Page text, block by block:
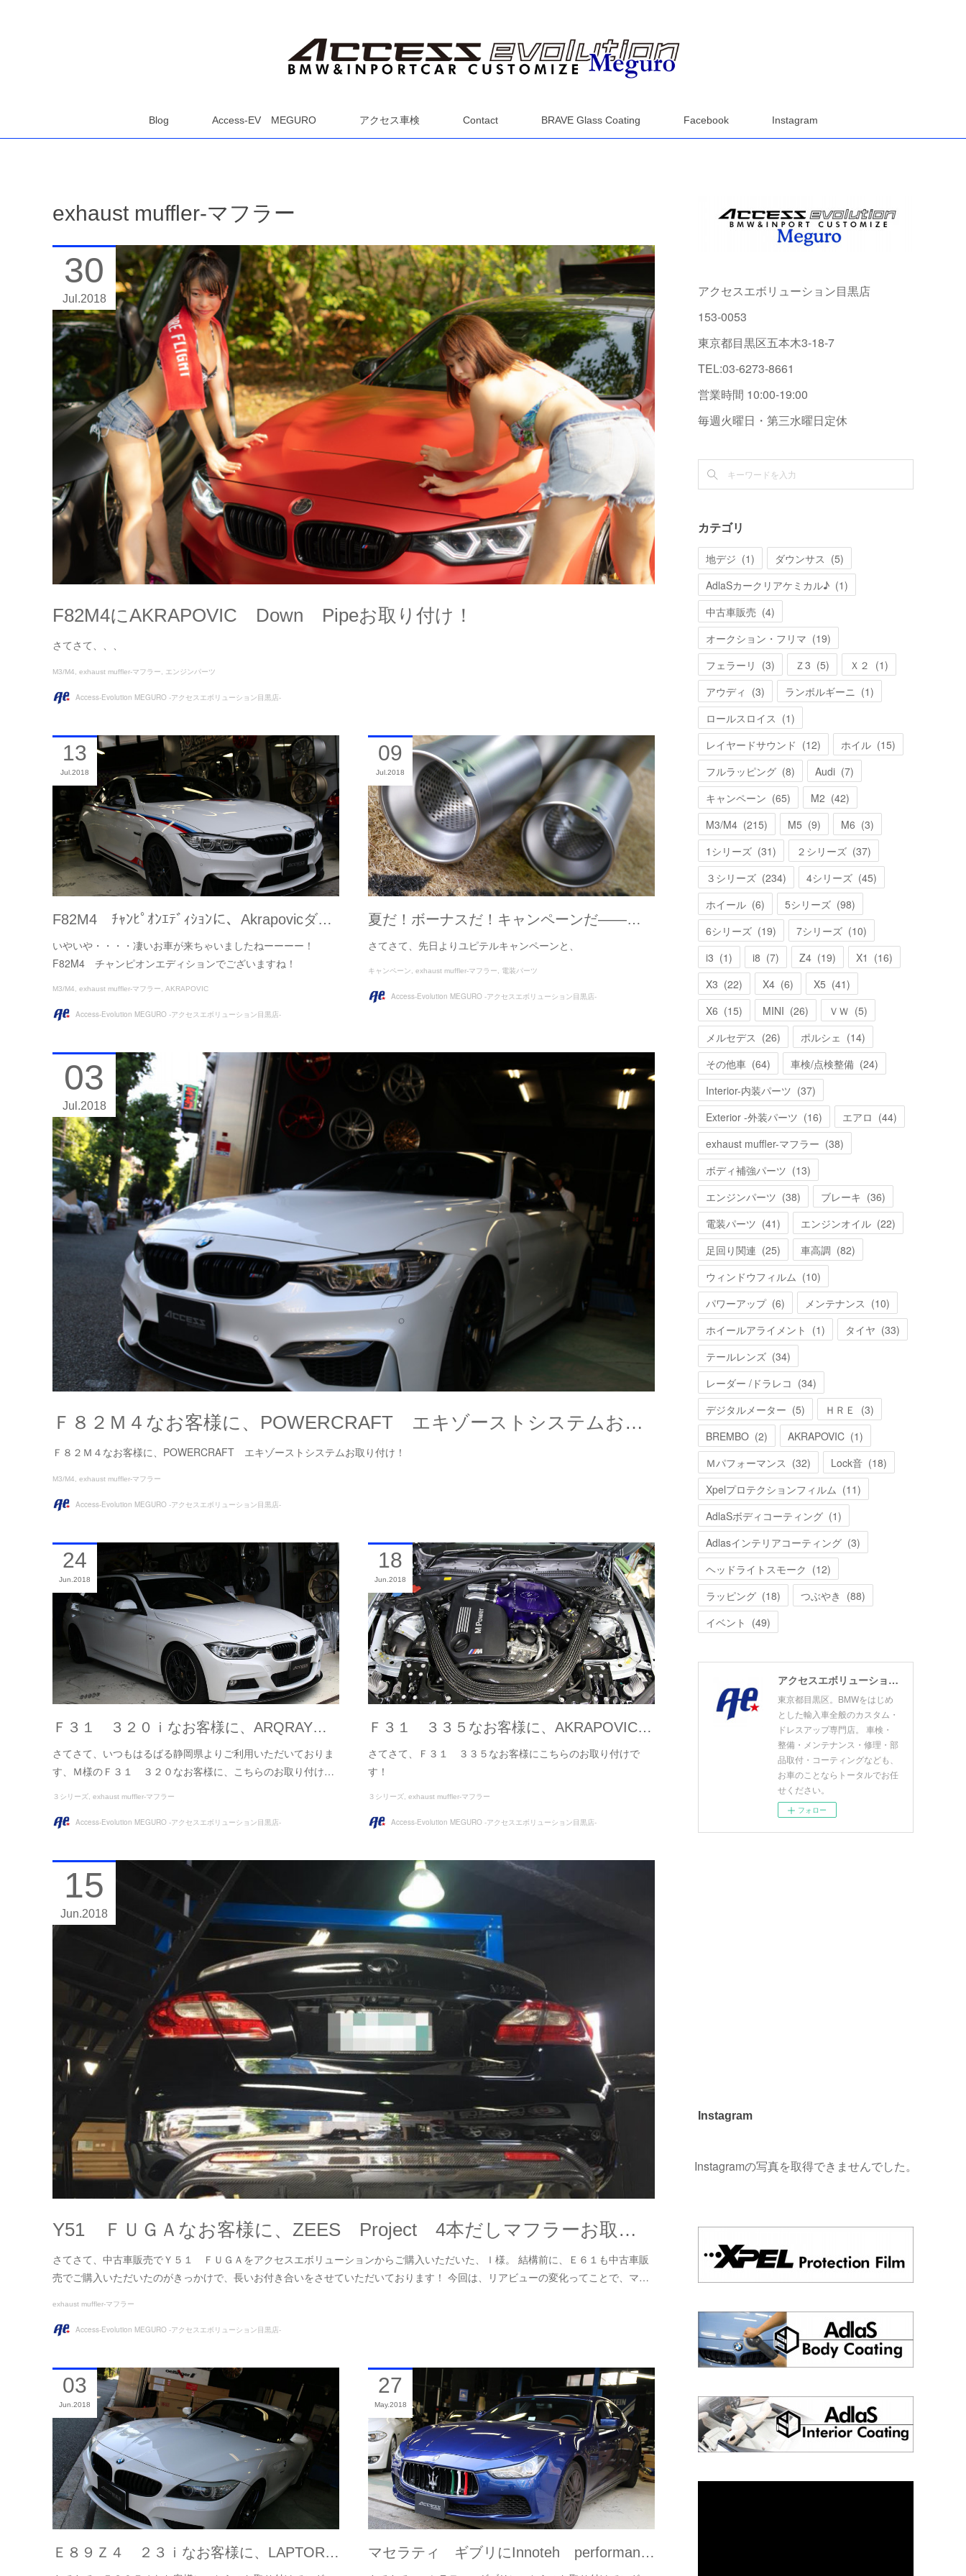
Blog Access-EV MEGURO アクセス車検 Contact BRAVE Glass Coating Facebook Instagram
exhaust muffler-マフラー
F82M4にAKRAPOVIC Down Pipeお取り付け！
さてさて、、、
30
Jul 2018
M3/M4 exhaust muffler-マフラー エンジンパーツ
Access-Evolution MEGURO -アクセスエボリューション目黒店-
F82M4 ﾁｬﾝﾋﾟｵﾝｴﾃﾞｨｼｮﾝに、Akrapovicダ…
いやいや・・・・凄いお車が来ちゃいましたねーーーー！
F82M4 チャンピオンエディションでございますね！
13
Jul 2018
M3/M4 exhaust muffler-マフラー AKRAPOVIC
Access-Evolution MEGURO -アクセスエボリューション目黒店-
夏だ！ボーナスだ！キャンペーンだ――…
さてさて、先日よりユピテルキャンペーンと、
09
Jul 2018
キャンペーン exhaust muffler-マフラー 電装パーツ
Access-Evolution MEGURO -アクセスエボリューション目黒店-
Ｆ８２Ｍ４なお客様に、POWERCRAFT エキゾーストシステムお…
Ｆ８２Ｍ４なお客様に、POWERCRAFT エキゾーストシステムお取り付け！
03
Jul 2018
M3/M4 exhaust muffler-マフラー
Access-Evolution MEGURO -アクセスエボリューション目黒店-
Ｆ３１ ３２０ｉなお客様に、ARQRAY…
さてさて、いつもはるばる静岡県よりご利用いただいておりま
す、Ｍ様のＦ３１ ３２０なお客様に、こちらのお取り付け…
24
Jun 2018
３シリーズ exhaust muffler-マフラー
Access-Evolution MEGURO -アクセスエボリューション目黒店-
Ｆ３１ ３３５なお客様に、AKRAPOVIC…
さてさて、Ｆ３１ ３３５なお客様にこちらのお取り付けで
す！
18
Jun 2018
３シリーズ exhaust muffler-マフラー
Access-Evolution MEGURO -アクセスエボリューション目黒店-
Y51 ＦＵＧＡなお客様に、ZEES Project 4本だしマフラーお取…
さてさて、中古車販売でＹ５１ ＦＵＧＡをアクセスエボリューションからご購入いただいた、Ｉ様。 結構前に、Ｅ６１も中古車販
売でご購入いただいたのがきっかけで、長いお付き合いをさせていただいております！ 今回は、リアビューの変化ってことで、マ…
15
Jun 2018
exhaust muffler-マフラー
Access-Evolution MEGURO -アクセスエボリューション目黒店-
Ｅ８９Ｚ４ ２３ｉなお客様に、LAPTOR…
03
Jun 2018
マセラティ ギブリにInnoteh performan…
27
May 2018
アクセスエボリューション目黒店
153-0053
東京都目黒区五本木3-18-7
TEL:03-6273-8661
営業時間 10:00-19:00
毎週火曜日・第三水曜日定休
カテゴリ
地デジ (1) ダウンサス (5)
AdlaSカークリアケミカル♪ (1)
中古車販売 (4)
オークション・フリマ (19)
フェラーリ (3) Ｚ3 (5) Ｘ２ (1)
アウディ (3) ランボルギーニ (1)
ロールスロイス (1)
レイヤードサウンド (12) ホイル (15)
フルラッピング (8) Audi (7)
キャンペーン (65) M2 (42)
M3/M4 (215) M5 (9) M6 (3)
1シリーズ (31) ２シリーズ (37)
３シリーズ (234) 4シリーズ (45)
ホイール (6) 5シリーズ (98)
6シリーズ (19) 7シリーズ (10)
i3 (1) i8 (7) Z4 (19) X1 (16)
X3 (22) X4 (6) X5 (41)
X6 (15) MINI (26) ＶＷ (5)
メルセデス (26) ポルシェ (14)
その他車 (64) 車検/点検整備 (24)
Interior-内装パーツ (37)
Exterior -外装パーツ (16) エアロ (44)
exhaust muffler-マフラー (38)
ボディ補強パーツ (13)
エンジンパーツ (38) ブレーキ (36)
電装パーツ (41) エンジンオイル (22)
足回り関連 (25) 車高調 (82)
ウィンドウフィルム (10)
パワーアップ (6) メンテナンス (10)
ホイールアライメント (1) タイヤ (33)
テールレンズ (34)
レーダー /ドラレコ (34)
デジタルメーター (5) ＨＲＥ (3)
BREMBO (2) AKRAPOVIC (1)
Ｍパフォーマンス (32) Lock音 (18)
Xpelプロテクションフィルム (11)
AdlaSボディコーティング (1)
Adlasインテリアコーティング (3)
ヘッドライトスモーク (12)
ラッピング (18) つぶやき (88)
イベント (49)
アクセスエボリューション目黒店 ACCESS EVOLUTION MEGURO
東京都目黒区。BMWをはじめ
とした輸入車全般のカスタム・
ドレスアップ専門店。 車検・
整備・メンテナンス・修理・部
品取付・コーティングなども、
お車のことならトータルでお任
せください。
フォロー
Instagram
Instagramの写真を取得できませんでした。